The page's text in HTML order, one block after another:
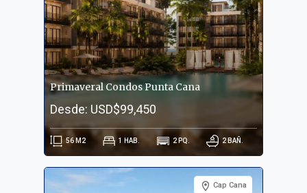
Primaveral Condos Punta Cana
Desde: USD$99,450
56M2 1 HAB. 2PQ. 2 BAÑ.
Cap Cana